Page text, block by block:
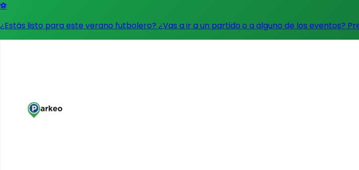
⚽
¿Estás listo para este verano futbolero? ¿Vas a ir a un partido o a alguno de los eventos?